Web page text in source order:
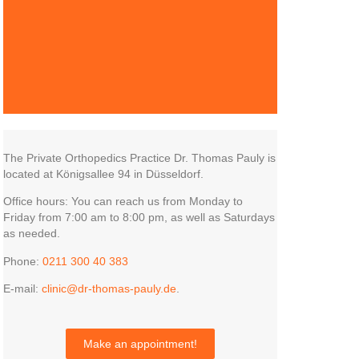
The Private Orthopedics Practice Dr. Thomas Pauly is
located at Königsallee 94 in Düsseldorf.
Office hours: You can reach us from Monday to
Friday from 7:00 am to 8:00 pm, as well as Saturdays
as needed.
Phone: 0211 300 40 383
E-mail: clinic@dr-thomas-pauly.de
Make an appointment!